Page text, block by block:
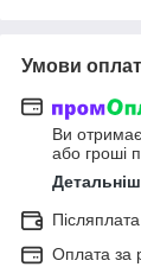
Умови
Ви
або гроші
Післяплата
Оплата за